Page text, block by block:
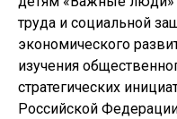
труда и социальной
экономического
изучения
стратегических
Российской